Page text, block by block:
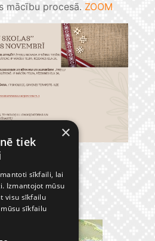
mācību procesā. ZOOM
×
tiek
sīkfaili, lai
Izmantojot mūsu
visu sīkfailu
sīkfailu